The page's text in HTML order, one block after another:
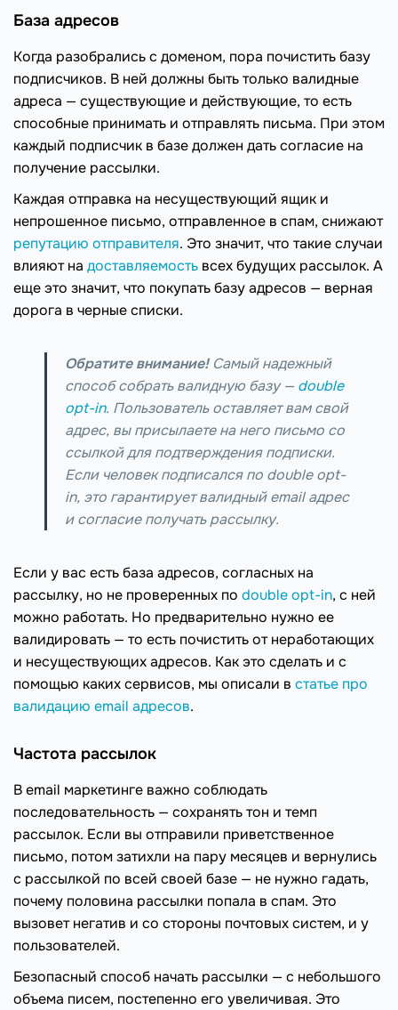
База адресов
Когда разобрались с доменом, пора почистить базу
подписчиков. В ней должны быть только валидные
адреса — существующие и действующие, то есть
способные принимать и отправлять письма. При этом
каждый подписчик в базе должен дать согласие на
получение рассылки.
Каждая отправка на несуществующий ящик и
непрошенное письмо, отправленное в спам, снижают
репутацию отправителя. Это значит, что такие случаи
влияют на доставляемость всех будущих рассылок. А
еще это значит, что покупать базу адресов — верная
дорога в черные списки.
Обратите внимание!Самый надежный
способ собрать валидную базу — double
opt-in. Пользователь оставляет вам свой
адрес, вы присылаете на него письмо со
ссылкой для подтверждения подписки.
Если человек подписался по double opt-
in, это гарантирует валидный email адрес
и согласие получать рассылку.
Если у вас есть база адресов, согласных на
рассылку, но не проверенных по double opt-in, с ней
можно работать. Но предварительно нужно ее
валидировать — то есть почистить от неработающих
и несуществующих адресов. Как это сделать и с
помощью каких сервисов, мы описали в статье про
валидацию email адресов.
Частота рассылок
В email маркетинге важно соблюдать
последовательность — сохранять тон и темп
рассылок. Если вы отправили приветственное
письмо, потом затихли на пару месяцев и вернулись
с рассылкой по всей своей базе — не нужно гадать,
почему половина рассылки попала в спам. Это
вызовет негатив и со стороны почтовых систем, и у
пользователей.
Безопасный способ начать рассылки — с небольшого
объема писем, постепенно его увеличивая. Это